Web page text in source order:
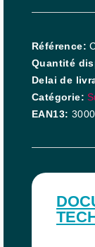
Référence
Quantité
Delai de
Catégorie
EAN13